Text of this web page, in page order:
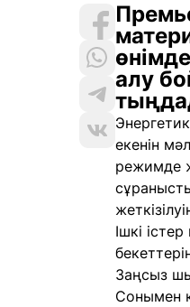
алу
екенін
режимде
Ішкі
Заңсыз
Сонымен